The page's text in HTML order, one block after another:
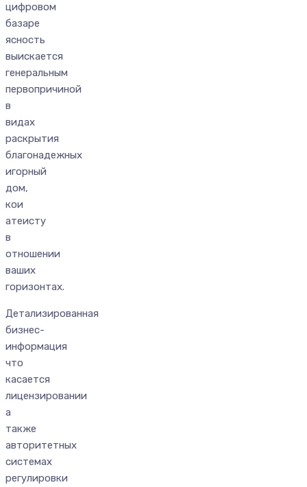
цифровом
базаре
ясность
выискается
генеральным
первопричиной
в
видах
раскрытия
благонадежных
игорный
дом,
кои
атеисту
в
отношении
ваших
горизонтах.
Детализированная
бизнес-
информация
что
касается
лицензировании
а
также
авторитетных
системах
регулировки